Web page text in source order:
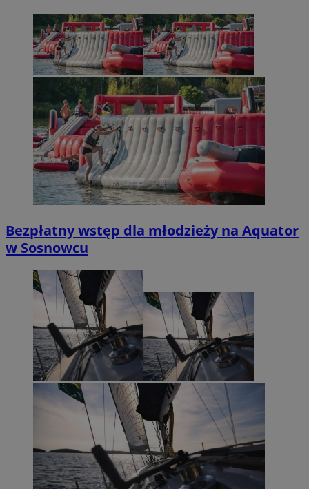
Bezpłatny wstęp dla młodzieży na Aquator
w Sosnowcu